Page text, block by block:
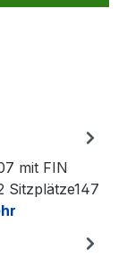
mit FIN
Sitzplätze147